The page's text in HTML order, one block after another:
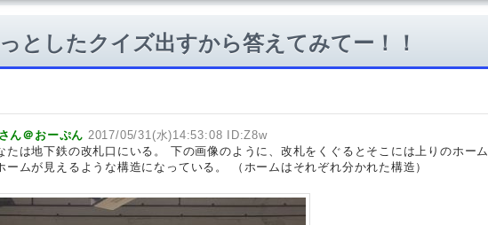
としたクイズ出すから答えてみてー！！
ん＠おーぷん 2017/05/31(水)14:53:08 ID:Z8w
たは地下鉄の改札口にいる。 下の画像のように、改札をくぐるとそこには上りのホーム
ームが見えるような構造になっている。 （ホームはそれぞれ分かれた構造）